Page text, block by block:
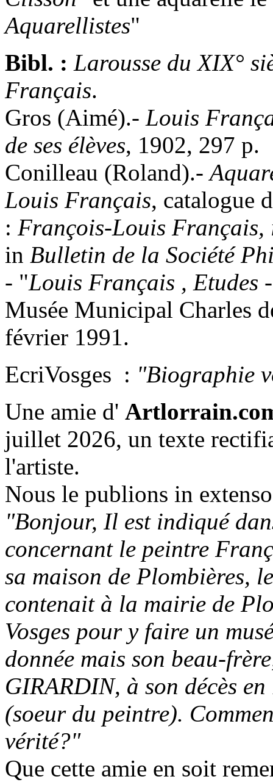
Aquarellistes"
Bibl. : Larousse du XIX°
Français.
Gros (Aimé).- Louis
de ses élèves, 1902, 297 p.
Conilleau (Roland).-
Louis Français, catalogue
: François-Louis
in Bulletin de la Société
- "Louis Français ,
Musée Municipal Charles
février 1991.
EcriVosges : "Biographie
Une amie d'
juillet 2026, un texte
l'artiste.
Nous le publions in
"Bonjour, Il est indiqué
concernant le peintre
sa maison de Plombières,
contenait à la mairie de
Vosges pour y faire un
donnée mais son beau-
GIRARDIN, à son décès
(soeur du peintre).
vérité?"
Que cette amie en soit